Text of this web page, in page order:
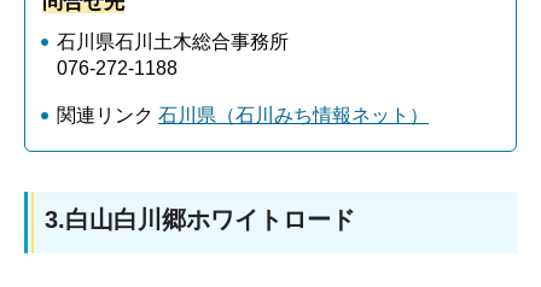
石川県石川土木総合事務所
076-272-1188
関連リンク 石川県（石川みち情報ネット）
3.白山白川郷ホワイトロード